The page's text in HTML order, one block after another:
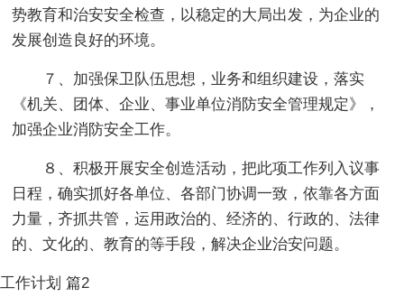
势教育和治安安全检查，以稳定的大局出发，为企业的
发展创造良好的环境。
７、加强保卫队伍思想，业务和组织建设，落实
《机关、团体、企业、事业单位消防安全管理规定》，
加强企业消防安全工作。
８、积极开展安全创造活动，把此项工作列入议事
日程，确实抓好各单位、各部门协调一致，依靠各方面
力量，齐抓共管，运用政治的、经济的、行政的、法律
的、文化的、教育的等手段，解决企业治安问题。
工作计划 篇2